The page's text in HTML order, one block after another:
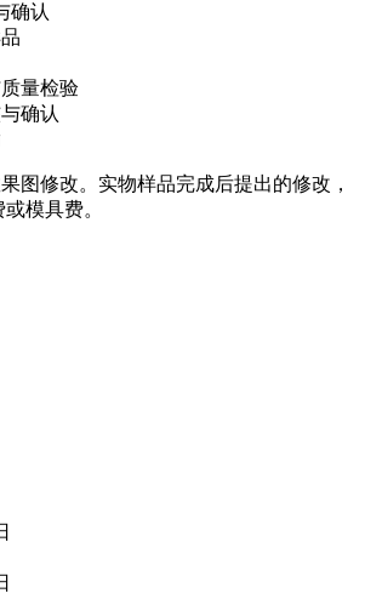
确认
量检验
确认
图修改。实物样品完成后提出的修改，
模具费。